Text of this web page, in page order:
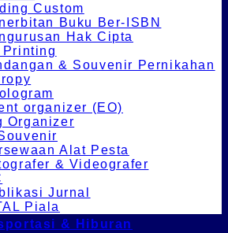
Custom
Buku Ber-ISBN
Hak Cipta
& Souvenir Pernikahan
organizer (EO)
Organizer
Alat Pesta
& Videografer
Jurnal
Piala
& Hiburan